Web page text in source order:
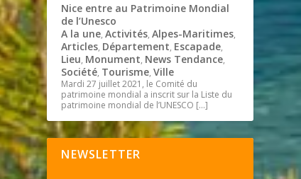
Nice entre au Patrimoine Mondial
de l’Unesco
A la une,Activités,Alpes-Maritimes,
Articles, Département, Escapade,
Lieu, Monument, News Tendance,
Société, Tourisme,Ville
Mardi 27 juillet 2021, le Comité du
patrimoine mondial a inscrit sur la Liste du
patrimoine mondial de l’UNESCO […]
NEWSLETTER